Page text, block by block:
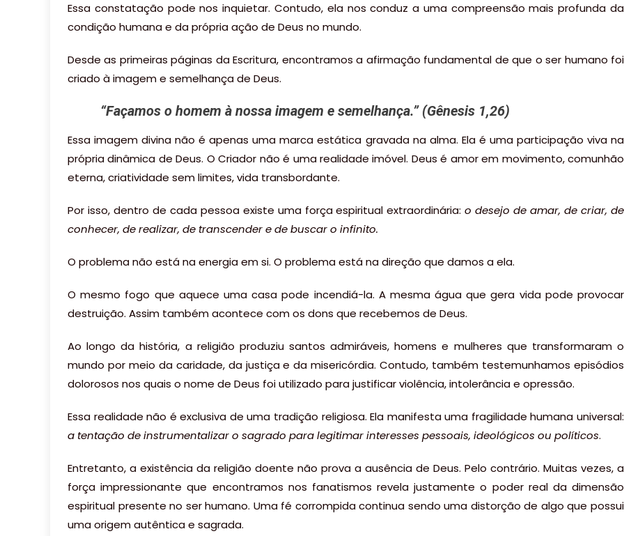
Essa constatação pode nos inquietar. Contudo, ela nos conduz a uma compreensão mais profunda da
condição humana e da própria ação de Deus no mundo.
Desde as primeiras páginas da Escritura, encontramos a afirmação fundamental de que o ser humano foi
criado à imagem e semelhança de Deus.
“Façamos o homem à nossa imagem e semelhança.” (Gênesis 1,26)
Essa imagem divina não é apenas uma marca estática gravada na alma. Ela é uma participação viva na
própria dinâmica de Deus. O Criador não é uma realidade imóvel. Deus é amor em movimento, comunhão
eterna, criatividade sem limites, vida transbordante.
Por isso, dentro de cada pessoa existe uma força espiritual extraordinária:o desejo de amar, de criar, de
conhecer, de realizar, de transcender e de buscar o infinito.
O problema não está na energia em si. O problema está na direção que damos a ela.
O mesmo fogo que aquece uma casa pode incendiá-la. A mesma água que gera vida pode provocar
destruição. Assim também acontece com os dons que recebemos de Deus.
Ao longo da história, a religião produziu santos admiráveis, homens e mulheres que transformaram o
mundo por meio da caridade, da justiça e da misericórdia. Contudo, também testemunhamos episódios
dolorosos nos quais o nome de Deus foi utilizado para justificar violência, intolerância e opressão.
Essa realidade não é exclusiva de uma tradição religiosa. Ela manifesta uma fragilidade humana universal:
a tentação de instrumentalizar o sagrado para legitimar interesses pessoais, ideológicos ou políticos.
Entretanto, a existência da religião doente não prova a ausência de Deus. Pelo contrário. Muitas vezes, a
força impressionante que encontramos nos fanatismos revela justamente o poder real da dimensão
espiritual presente no ser humano. Uma fé corrompida continua sendo uma distorção de algo que possui
uma origem autêntica e sagrada.